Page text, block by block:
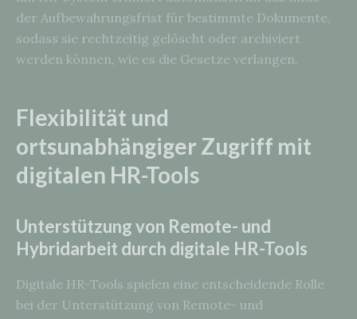
der Aufbewahrungsfrist für bestimmte Dokumente,
sodass sie rechtzeitig gelöscht oder archiviert
werden können, wie es die Gesetze verlangen.
Flexibilität und
ortsunabhängiger Zugriff mit
digitalen HR-Tools
Unterstützung von Remote- und
Hybridarbeit durch digitale HR-Tools
Digitale HR-Tools spielen eine entscheidende Rolle
bei der Unterstützung von Remote- und